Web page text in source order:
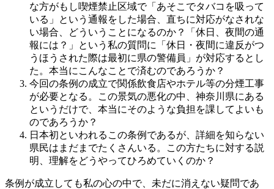
な方がもし喫煙禁止区域で「あそこでタバコを吸って
いる」という通報をした場合、直ちに対応がなされな
い場合、どういうことになるのか？「休日、夜間の通
報には？」という私の質問に「休日・夜間に違反がつ
うほうされた際は最初に県の警備員」が対応するとし
た。本当にこんなことで済むのであろうか？
今回の条例の成立で関係飲食店やホテル等の分煙工事
が必要となる。この景気の悪化の中、神奈川県にある
というだけで、本当にそのような負担を課してよいも
のであろうか？
日本初といわれるこの条例であるが、詳細を知らない
県民はまだまでたくさんいる。この方たちに対する説
明、理解をどうやってひろめていくのか？
条例が成立しても私の心の中で、未だに消えない疑問であ